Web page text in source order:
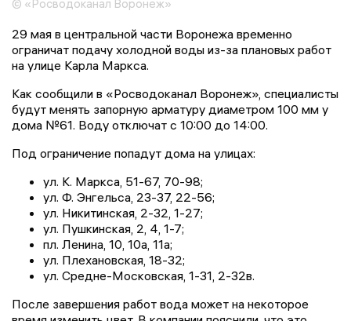
© «Росводоканал Воронеж»
29 мая в центральной части Воронежа временно
ограничат подачу холодной воды из-за плановых работ
на улице Карла Маркса.
Как сообщили в «Росводоканал Воронеж», специалисты
будут менять запорную арматуру диаметром 100 мм у
дома №61. Воду отключат с 10:00 до 14:00.
Под ограничение попадут дома на улицах:
ул. К. Маркса, 51-67, 70-98;
ул. Ф. Энгельса, 23-37, 22-56;
ул. Никитинская, 2-32, 1-27;
ул. Пушкинская, 2, 4, 1-7;
пл. Ленина, 10, 10а, 11а;
ул. Плехановская, 18-32;
ул. Средне-Московская, 1-31, 2-32в.
После завершения работ вода может на некоторое